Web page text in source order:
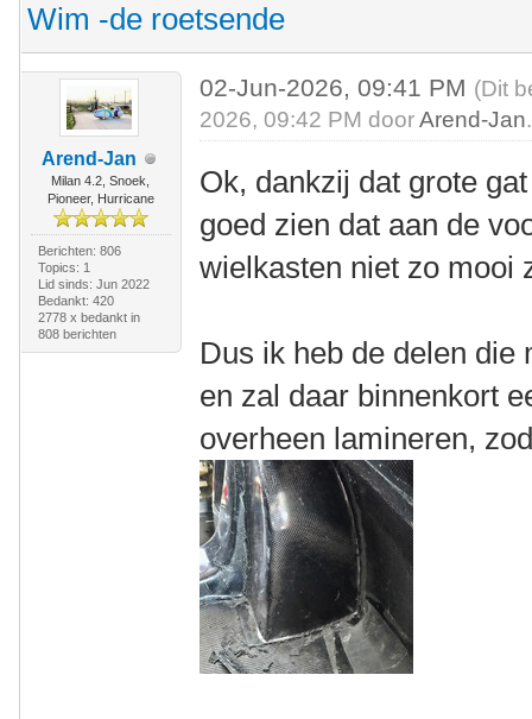
Wim -de roetsende
Arend-Jan
Milan 4.2, Snoek,
Pioneer, Hurricane
Berichten: 806
Topics: 1
Lid sinds: Jun 2022
Bedankt: 420
2778 x bedankt in
808 berichten
02-Jun-2026, 09:41 PM (Dit
2026, 09:42 PM doorArend-Jan
Ok, dankzij dat grote
goed zien dat aan de
wielkasten niet zo mooi
Dus ik heb de delen die
en zal daar binnenkort
overheen lamineren,